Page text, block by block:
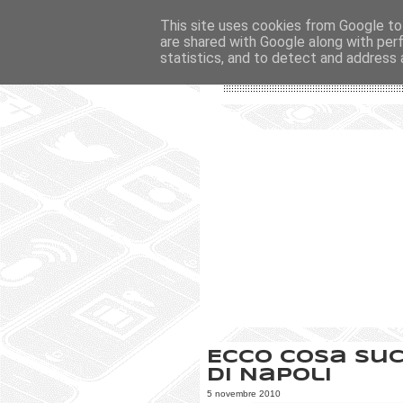
Ecco cosa
di Napoli
5 novembre 2010
This site uses cookies from Google
are shared with Google along with
statistics, and to detect and address